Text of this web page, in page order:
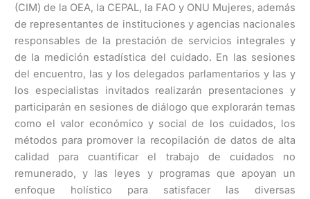
(CIM) de la OEA, la CEPAL, la FAO y ONU Mujeres, además
de representantes de instituciones y agencias nacionales
responsables de la prestación de servicios integrales y
de la medición estadística del cuidado. En las sesiones
del encuentro, las y los delegados parlamentarios y las y
los especialistas invitados realizarán presentaciones y
participarán en sesiones de diálogo que explorarán temas
como el valor económico y social de los cuidados, los
métodos para promover la recopilación de datos de alta
calidad para cuantificar el trabajo de cuidados no
remunerado, y las leyes y programas que apoyan un
enfoque holístico para satisfacer las diversas